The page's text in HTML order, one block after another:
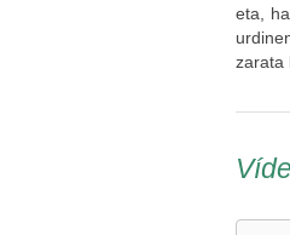
eta,
zarata